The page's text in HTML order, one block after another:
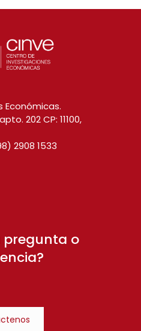
202 CP: 11100,
2908 1533
pregunta o